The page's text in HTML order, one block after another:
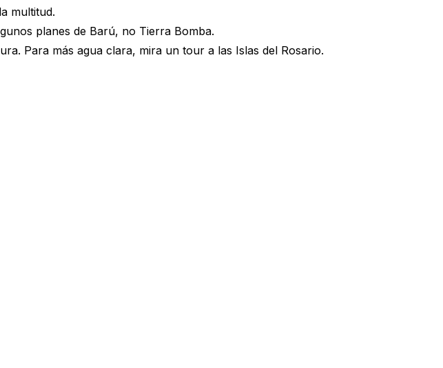
multitud.
planes de Barú, no Tierra Bomba.
Para más agua clara, mira un tour a las Islas del Rosario.